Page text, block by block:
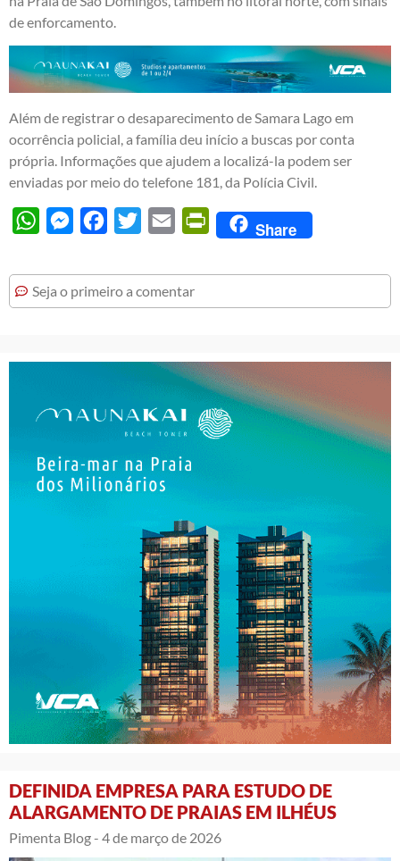
de enforcamento.
Além de registrar o desaparecimento de Samara Lago em
ocorrência policial, a família deu início a buscas por conta
própria. Informações que ajudem a localizá-la podem ser
enviadas por meio do telefone 181, da Polícia Civil.
WhatsAppMessengerFacebook
Twitter Email PrintFriendly
Share
Seja o primeiro a comentar
DEFINIDA EMPRESA PARA ESTUDO DE
ALARGAMENTO DE PRAIAS EM ILHÉUS
Pimenta Blog - 4 de março de 2026